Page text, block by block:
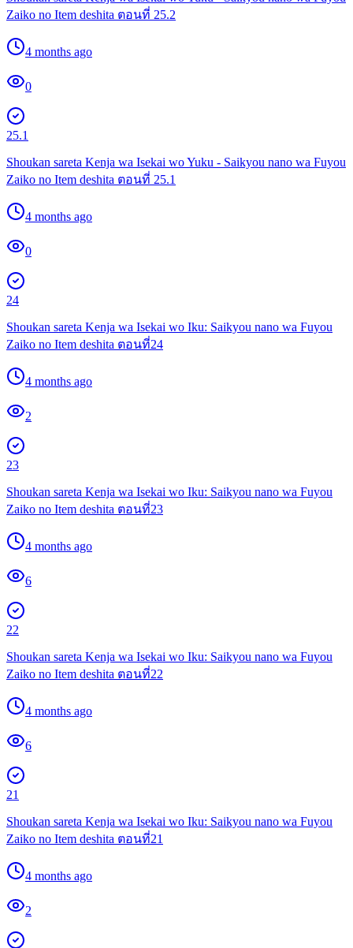
Zaiko no Item deshita ตอนที่ 25.2
4 months ago
0
25.1
Shoukan sareta Kenja wa Isekai wo Yuku - Saikyou nano wa Fuyou
Zaiko no Item deshita ตอนที่ 25.1
4 months ago
0
24
Shoukan sareta Kenja wa Isekai wo Iku: Saikyou nano wa Fuyou
Zaiko no Item deshita ตอนที่24
4 months ago
2
23
Shoukan sareta Kenja wa Isekai wo Iku: Saikyou nano wa Fuyou
Zaiko no Item deshita ตอนที่23
4 months ago
6
22
Shoukan sareta Kenja wa Isekai wo Iku: Saikyou nano wa Fuyou
Zaiko no Item deshita ตอนที่22
4 months ago
6
21
Shoukan sareta Kenja wa Isekai wo Iku: Saikyou nano wa Fuyou
Zaiko no Item deshita ตอนที่21
4 months ago
2